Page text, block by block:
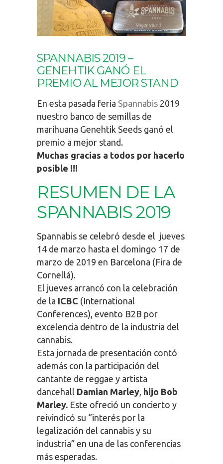
SPANNABIS 2019 –
GENEHTIK GANÓ EL
PREMIO AL MEJOR STAND
En esta pasada feria Spannabis 2019
nuestro banco de semillas de
marihuana Genehtik Seeds ganó el
premio a mejor stand.
Muchas gracias a todos por hacerlo
posible !!!
RESUMEN DE LA
SPANNABIS 2019
Spannabis se celebró desde el jueves
14 de marzo hasta el domingo 17 de
marzo de 2019 en Barcelona (Fira de
Cornellá).
El jueves arrancó con la celebración
de la ICBC (International
Conferences), evento B2B por
excelencia dentro de la industria del
cannabis.
Esta jornada de presentación contó
además con la participación del
cantante de reggae y artista
dancehall Damian Marley, hijo Bob
Marley. Este ofreció un concierto y
reivindicó su “interés por la
legalización del cannabis y su
industria” en una de las conferencias
más esperadas.